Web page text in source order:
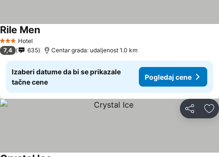
3 Zvezdice
Hotel
Rile MenPogledaj cene
7,4 635 Centar grada: udaljenost 1.0 km
Izaberi datume da bi se prikazale
tačne cene
Pogledaj cene
Deli